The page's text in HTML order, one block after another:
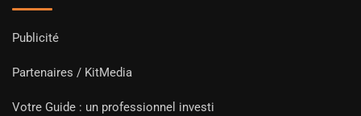
Publicité
Partenaires / KitMedia
Votre Guide : un professionnel investi